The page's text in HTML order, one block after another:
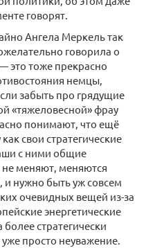
говорят.
Ангела Меркель так
говорила о
это тоже прекрасно
немцы,
забыть про грядущие
«тяжеловесной» фрау
понимают, что ещё
свои стратегические
с ними общие
не меняют, меняются
и нужно быть уж совсем
очевидных вещей из-за
энергетические
стратегически
просто неуважение.